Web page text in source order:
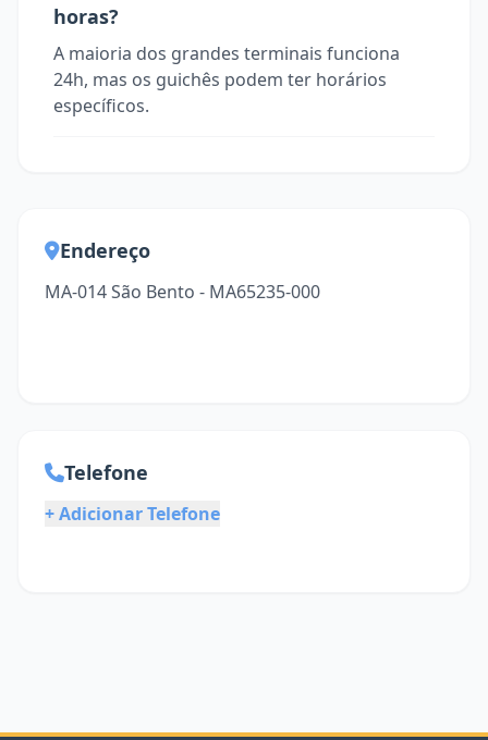
horas?
A maioria dos grandes terminais funciona
24h, mas os guichês podem ter horários
específicos.
Endereço
MA-014 São Bento - MA65235-000
Telefone
+ Adicionar Telefone